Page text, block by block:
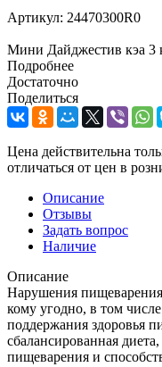
Артикул: 24470300R0
Мини Дайджестив кэа 3
Подробнее
Достаточно
Поделиться
Цена действительна
отличаться от цен в
Описание
Отзывы
Задать вопрос
Наличие
Описание
Нарушения
кому угодно, в том
поддержания здоровья
сбалансированная
пищеварения и